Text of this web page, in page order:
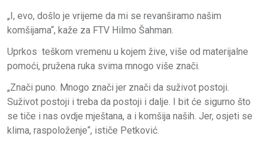
„I, evo, došlo je vrijeme da mi se revanširamo našim
komšijama“, kaže za FTV Hilmo Šahman.
Uprkos teškom vremenu u kojem žive, više od materijalne
pomoći, pružena ruka svima mnogo više znači.
„Znači puno. Mnogo znači jer znači da suživot postoji.
Suživot postoji i treba da postoji i dalje. I bit će sigurno što
se tiče i nas ovdje mještana, a i komšija naših. Jer, osjeti se
klima, raspoloženje“, ističe Petković.